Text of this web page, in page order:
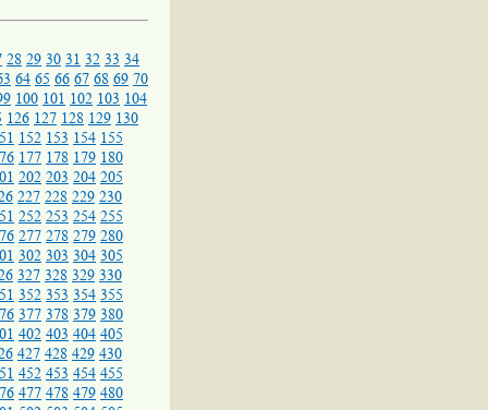
28 29 30 31 32 33 34
64 65 66 67 68 69 70
100 101 102 103 104
126 127 128 129 130
152 153 154 155
177 178 179 180
202 203 204 205
227 228 229 230
252 253 254 255
277 278 279 280
302 303 304 305
327 328 329 330
352 353 354 355
377 378 379 380
402 403 404 405
427 428 429 430
452 453 454 455
477 478 479 480